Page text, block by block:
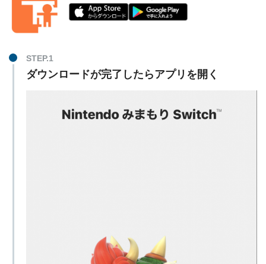
ダウンロードが完了したらアプリを開く